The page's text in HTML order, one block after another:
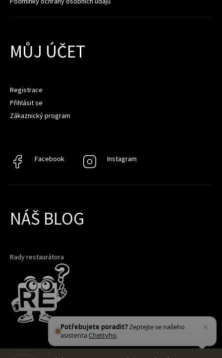
MŮJ ÚČET
Registrace
Přihlásit se
Zákaznický program
Facebook
Facebook Instagram
Instagram
NÁŠ BLOG
Rady restaurátora
Potřebujete poradit?Zeptejte se našeho
asistentaChettyho.